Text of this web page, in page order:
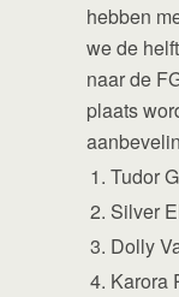
hebben
we de
naar de
plaats
Tudor
Silver
Dolly
Karora